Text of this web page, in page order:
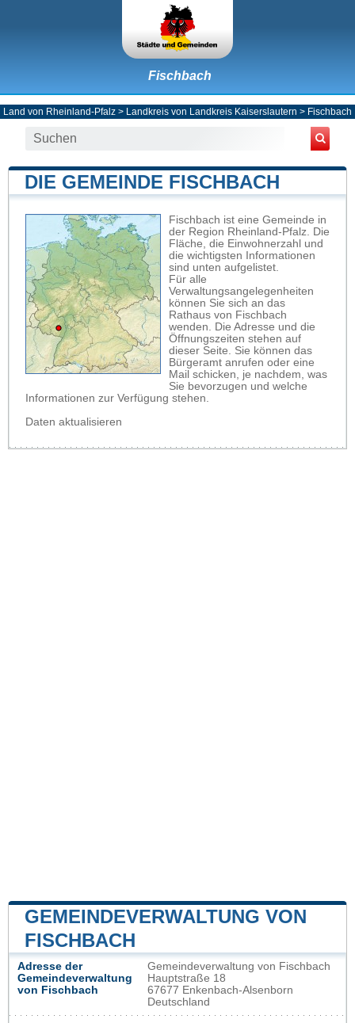
Fischbach
Land von Rheinland-Pfalz > Landkreis von Landkreis Kaiserslautern > Fischbach
DIE GEMEINDE FISCHBACH
Fischbach ist eine Gemeinde in
der Region Rheinland-Pfalz. Die
Fläche, die Einwohnerzahl und
die wichtigsten Informationen
sind unten aufgelistet.
Für alle
Verwaltungsangelegenheiten
können Sie sich an das
Rathaus von Fischbach
wenden. Die Adresse und die
Öffnungszeiten stehen auf
dieser Seite. Sie können das
Bürgeramt anrufen oder eine
Mail schicken, je nachdem, was
Sie bevorzugen und welche
Informationen zur Verfügung stehen.
Daten aktualisieren
GEMEINDEVERWALTUNG VON
FISCHBACH
Adresse der
Gemeindeverwaltung
von Fischbach
Gemeindeverwaltung von Fischbach
Hauptstraße 18
67677 Enkenbach-Alsenborn
Deutschland